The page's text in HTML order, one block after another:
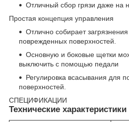
Отличный сбор грязи даже на
Простая концепция управления
Отлично собирает
поврежденных поверхностей.
Основную и боковые щетки
выключить с помощью педали
Регулировка всасывания для
поверхностей.
СПЕЦИФИКАЦИИ
Технические характеристики